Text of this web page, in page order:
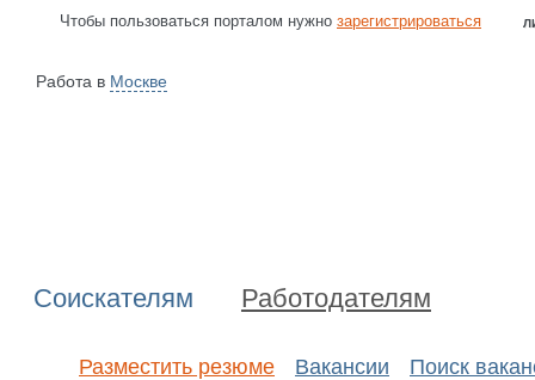
Чтобы пользоваться порталом нужно зарегистрироваться
Работа в Москве
Соискателям Работодателям
Разместить резюме Вакансии Поиск